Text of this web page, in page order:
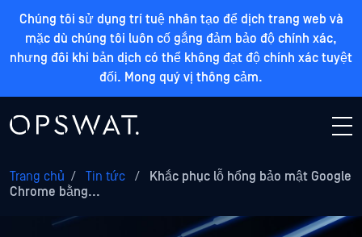
Chúng tôi sử dụng trí tuệ nhân tạo để dịch trang web và
mặc dù chúng tôi luôn cố gắng đảm bảo độ chính xác,
nhưng đôi khi bản dịch có thể không đạt độ chính xác tuyệt
đối. Mong quý vị thông cảm.
Trang chủ / Tin tức /
Khắc phục lỗ hổng bảo mật Google
Chrome bằng...